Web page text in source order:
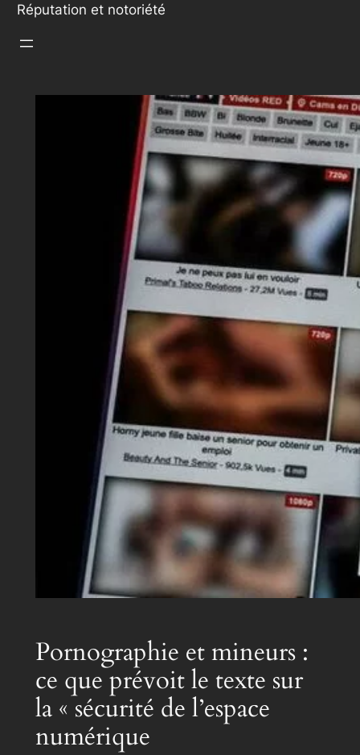
Réputation et notoriété
Pornographie et mineurs :
ce que prévoit le texte sur
la « sécurité de l’espace
numérique